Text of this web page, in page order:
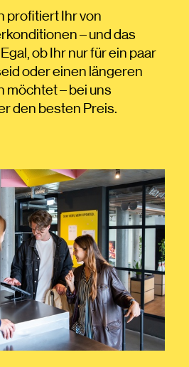
profitiert Ihr von
– und das
ob Ihr nur für ein paar
oder einen längeren
möchtet – bei uns
den besten Preis.